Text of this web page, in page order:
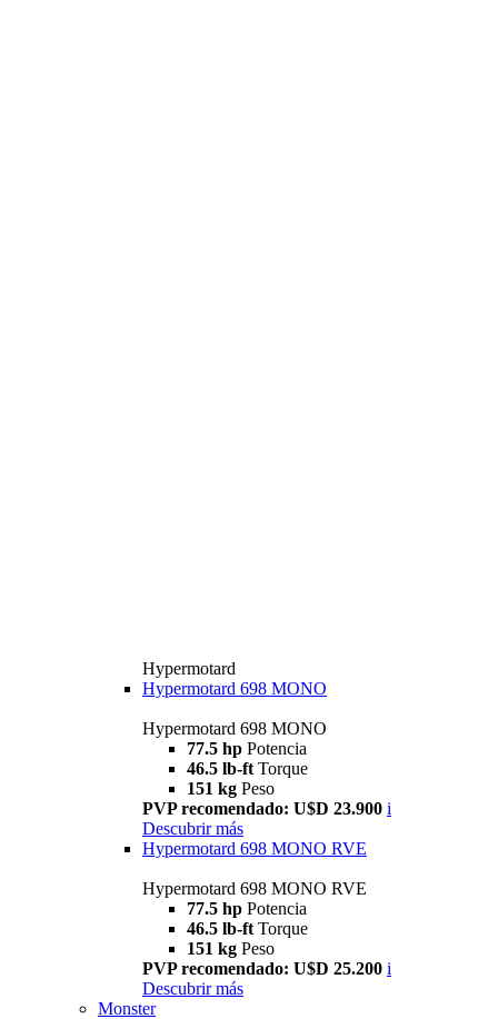
Hypermotard
Hypermotard 698 MONO
Hypermotard 698 MONO
77.5 hp Potencia
46.5 lb-ft Torque
151 kg Peso
PVP recomendado: U$D 23.900 i
Descubrir más
Hypermotard 698 MONO RVE
Hypermotard 698 MONO RVE
77.5 hp Potencia
46.5 lb-ft Torque
151 kg Peso
PVP recomendado: U$D 25.200 i
Descubrir más
Monster